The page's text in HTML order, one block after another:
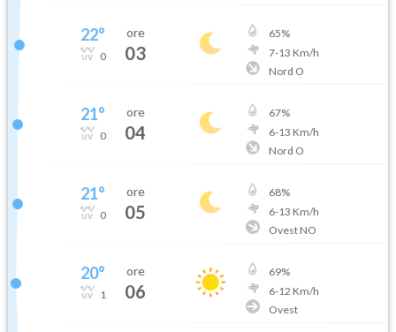
22°
0
ore
03
65%
7-13 Km/h
Nord O
21°
0
ore
04
67%
6-13 Km/h
Nord O
21°
0
ore
05
68%
6-13 Km/h
Ovest NO
20°
1
ore
06
69%
6-12 Km/h
Ovest